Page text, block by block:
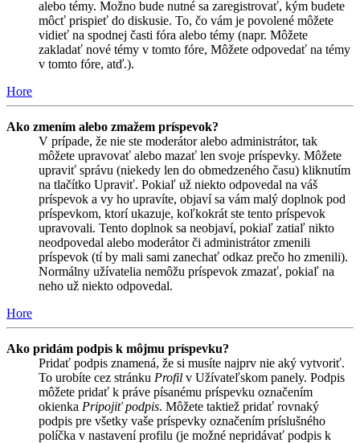
alebo témy. Možno bude nutné sa zaregistrovať, kým budete
môcť prispieť do diskusie. To, čo vám je povolené môžete
vidieť na spodnej časti fóra alebo témy (napr. Môžete
zakladať nové témy v tomto fóre, Môžete odpovedať na témy
v tomto fóre, atď.).
Hore
Ako zmením alebo zmažem príspevok?
V prípade, že nie ste moderátor alebo administrátor, tak
môžete upravovať alebo mazať len svoje príspevky. Môžete
upraviť správu (niekedy len do obmedzeného času) kliknutím
na tlačítko Upraviť. Pokiaľ už niekto odpovedal na váš
príspevok a vy ho upravíte, objaví sa vám malý doplnok pod
príspevkom, ktorí ukazuje, koľkokrát ste tento príspevok
upravovali. Tento doplnok sa neobjaví, pokiaľ zatiaľ nikto
neodpovedal alebo moderátor či administrátor zmenili
príspevok (tí by mali sami zanechať odkaz prečo ho zmenili).
Normálny užívatelia nemôžu príspevok zmazať, pokiaľ na
neho už niekto odpovedal.
Hore
Ako pridám podpis k môjmu príspevku?
Pridať podpis znamená, že si musíte najprv nie aký vytvoriť.
To urobíte cez stránku Profil v Užívateľskom panely. Podpis
môžete pridať k práve písanému príspevku označením
okienka Pripojiť podpis. Môžete taktiež pridať rovnaký
podpis pre všetky vaše príspevky označením príslušného
políčka v nastavení profilu (je možné nepridávať podpis k